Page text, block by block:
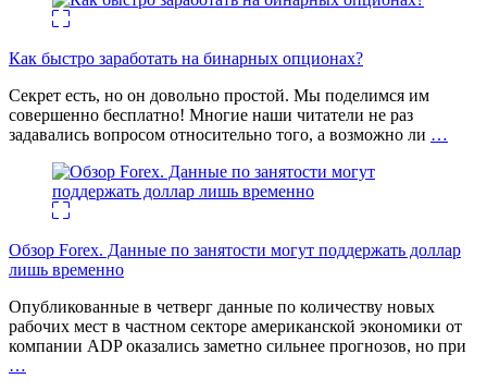
Как быстро заработать на бинарных опционах?
Секрет есть, но он довольно простой. Мы поделимся им
совершенно бесплатно! Многие наши читатели не раз
задавались вопросом относительно того, а возможно ли …
Обзор Forex. Данные по занятости могут поддержать доллар
лишь временно
Опубликованные в четверг данные по количеству новых
рабочих мест в частном секторе американской экономики от
компании ADP оказались заметно сильнее прогнозов, но при
…